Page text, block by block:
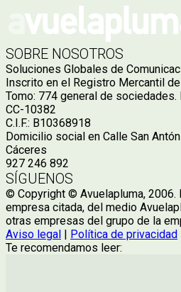
SOBRE NOSOTROS
Soluciones Globales de
Inscrito en el Registro Mercantil
Tomo: 774 general de sociedades.
CC-10382
C.I.F.: B10368918
Domicilio social en Calle San
Cáceres
927 246 892
SÍGUENOS
© Copyright © Avuelapluma, 2006.
empresa citada, del medio
otras empresas del grupo de la
Aviso legal | Política de privacidad
Te recomendamos leer: